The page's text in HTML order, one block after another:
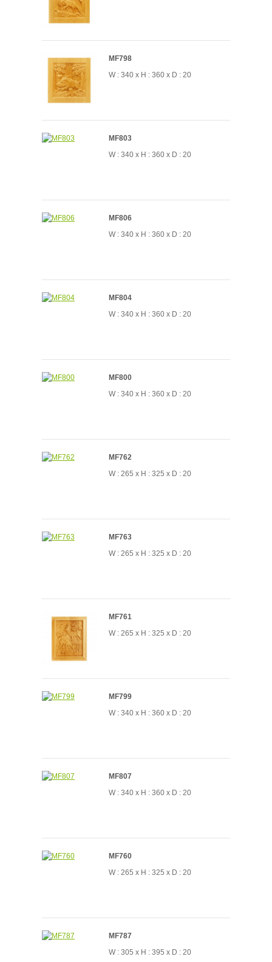
MF798
W : 340 x H : 360 x D : 20
MF803
W : 340 x H : 360 x D : 20
MF806
W : 340 x H : 360 x D : 20
MF804
W : 340 x H : 360 x D : 20
MF800
W : 340 x H : 360 x D : 20
MF762
W : 265 x H : 325 x D : 20
MF763
W : 265 x H : 325 x D : 20
MF761
W : 265 x H : 325 x D : 20
MF799
W : 340 x H : 360 x D : 20
MF807
W : 340 x H : 360 x D : 20
MF760
W : 265 x H : 325 x D : 20
MF787
W : 305 x H : 395 x D : 20